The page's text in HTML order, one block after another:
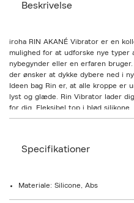
e
c
t
i
o
n
Beskrivelse
iroha RIN AKANÉ Vibrator er en
mulighed for at udforske nye typer
nybegynder eller en erfaren
der ønsker at dykke dybere ned i
Ideen bag Rin er, at alle kroppe er
lyst og glæde. Rin Vibrator lader
for dig. Fleksibel top i blød
nemmere at føre ind. Kuglen
tænd/sluk-knap, tre forskellige
lufttørre. Sådan! Nemmere bliver
Specifikationer
Materiale: Silicone, Abs